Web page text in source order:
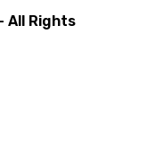
All Rights